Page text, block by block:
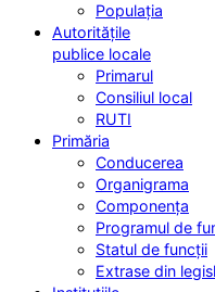
Populația
Autoritățile
publice locale
Primarul
Consiliul local
RUTI
Primăria
Conducerea
Organigrama
Componența
Programul de
Statul de funcții
Extrase din